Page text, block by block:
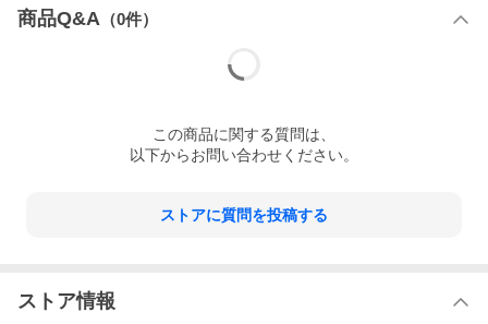
🌱 癒しの時間をそっと支える存在に
仕事や勉強のデスク周りにも置きやすく、そっと気持ちを整えて
🎁 プレゼントとして贈る
開店祝い・商売繁盛祈願・引越し祝いなど、縁起物のギフトとし
小さくても存在感があり、空間のアクセントとして活躍します。
商品Q&A （0件）
この商品に関する質問は、
以下からお問い合わせください。
ストアに質問を投稿する
ストア情報